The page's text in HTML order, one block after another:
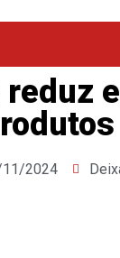
reduz
2024